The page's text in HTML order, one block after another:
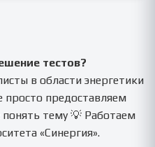
тестов?
в области энергетики
предоставляем
тему 💡 Работаем
«Синергия».